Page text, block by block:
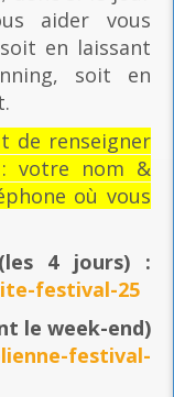
aider vous
en laissant
soit en
de renseigner
: votre nom &
où vous
4 jours) :
festival-25
le week-end)
festival-